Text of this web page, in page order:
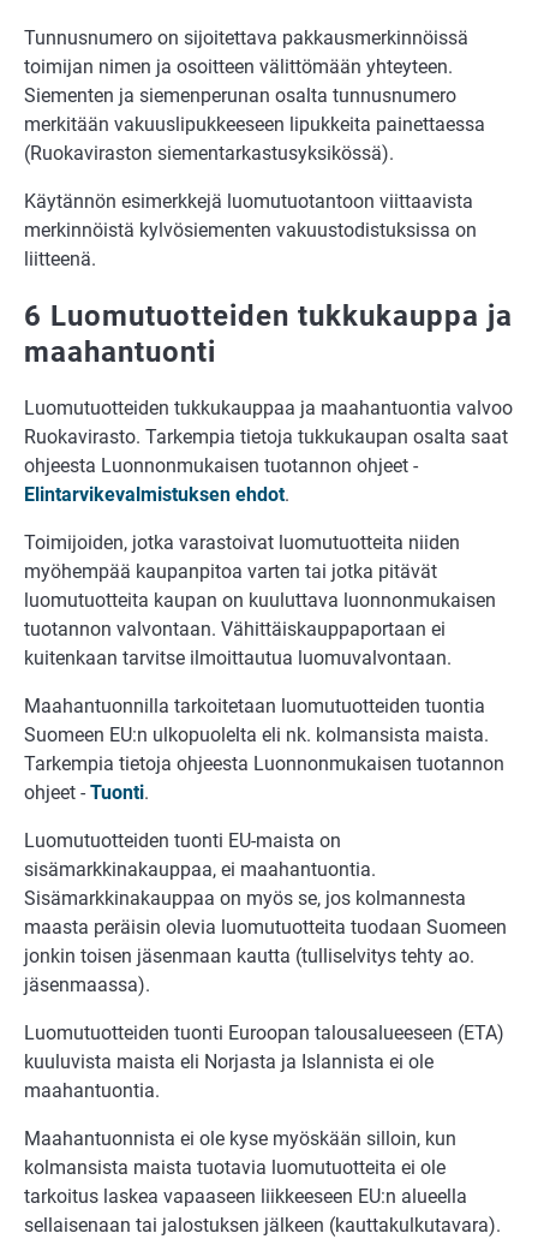
Tunnusnumero on sijoitettava pakkausmerkinnöissä
toimijan nimen ja osoitteen välittömään yhteyteen.
Siementen ja siemenperunan osalta tunnusnumero
merkitään vakuuslipukkeeseen lipukkeita painettaessa
(Ruokaviraston siementarkastusyksikössä).
Käytännön esimerkkejä luomutuotantoon viittaavista
merkinnöistä kylvösiementen vakuustodistuksissa on
liitteenä.
6 Luomutuotteiden tukkukauppa ja
maahantuonti
Luomutuotteiden tukkukauppaa ja maahantuontia valvoo
Ruokavirasto. Tarkempia tietoja tukkukaupan osalta saat
ohjeesta Luonnonmukaisen tuotannon ohjeet -
Elintarvikevalmistuksen ehdot.
Toimijoiden, jotka varastoivat luomutuotteita niiden
myöhempää kaupanpitoa varten tai jotka pitävät
luomutuotteita kaupan on kuuluttava luonnonmukaisen
tuotannon valvontaan. Vähittäiskauppaportaan ei
kuitenkaan tarvitse ilmoittautua luomuvalvontaan.
Maahantuonnilla tarkoitetaan luomutuotteiden tuontia
Suomeen EU:n ulkopuolelta eli nk. kolmansista maista.
Tarkempia tietoja ohjeesta Luonnonmukaisen tuotannon
ohjeet - Tuonti.
Luomutuotteiden tuonti EU-maista on
sisämarkkinakauppaa, ei maahantuontia.
Sisämarkkinakauppaa on myös se, jos kolmannesta
maasta peräisin olevia luomutuotteita tuodaan Suomeen
jonkin toisen jäsenmaan kautta (tulliselvitys tehty ao.
jäsenmaassa).
Luomutuotteiden tuonti Euroopan talousalueeseen (ETA)
kuuluvista maista eli Norjasta ja Islannista ei ole
maahantuontia.
Maahantuonnista ei ole kyse myöskään silloin, kun
kolmansista maista tuotavia luomutuotteita ei ole
tarkoitus laskea vapaaseen liikkeeseen EU:n alueella
sellaisenaan tai jalostuksen jälkeen (kauttakulkutavara).